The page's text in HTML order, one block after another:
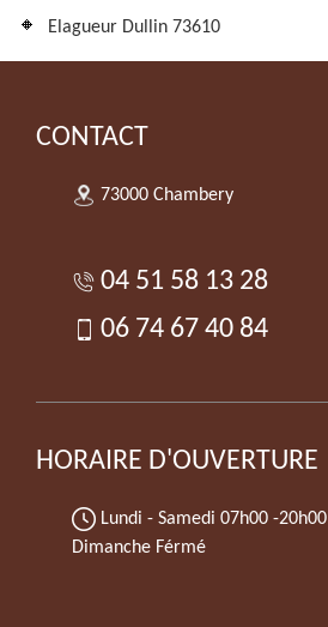
Elagueur Dullin 73610
CONTACT
73000 Chambery
04 51 58 13 28
06 74 67 40 84
HORAIRE D'OUVERTURE
Lundi - Samedi 07h00 -20h00
Dimanche Férmé